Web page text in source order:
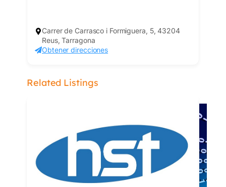
Carrer de Carrasco i Formiguera, 5, 43204
Reus, Tarragona
Obtener direcciones
Related Listings